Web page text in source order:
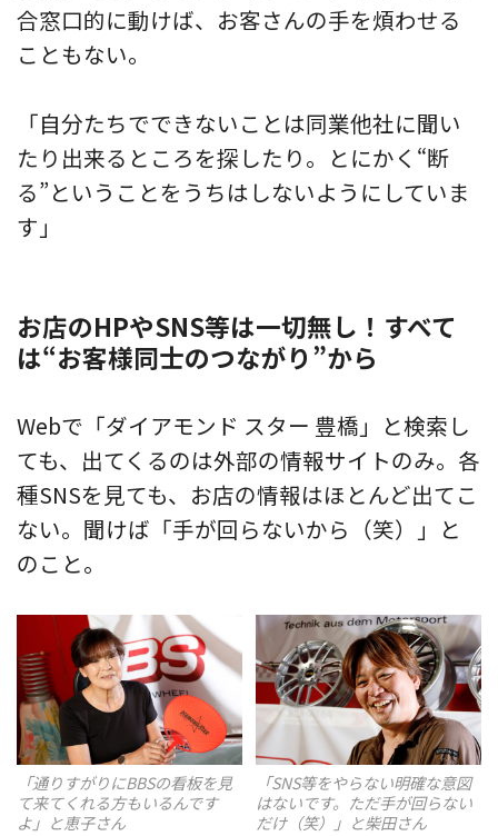
合窓口的に動けば、お客さんの手を煩わせる
こともない。
「自分たちでできないことは同業他社に聞い
たり出来るところを探したり。とにかく“断
る”ということをうちはしないようにしていま
す」
お店のHPやSNS等は一切無し！すべて
は“お客様同士のつながり”から
Webで「ダイアモンド スター 豊橋」と検索し
ても、出てくるのは外部の情報サイトのみ。各
種SNSを見ても、お店の情報はほとんど出てこ
ない。聞けば「手が回らないから（笑）」と
のこと。
「通りすがりにBBSの看板を見
て来てくれる方もいるんです
よ」と恵子さん
「SNS等をやらない明確な意図
はないです。ただ手が回らない
だけ（笑）」と柴田さん